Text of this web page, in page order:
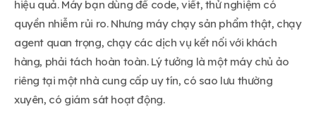
hiệu quả. Máy bạn dùng để code, viết, thử nghiệm có
quyền nhiễm rủi ro. Nhưng máy chạy sản phẩm thật, chạy
agent quan trọng, chạy các dịch vụ kết nối với khách
hàng, phải tách hoàn toàn. Lý tưởng là một máy chủ ảo
riêng tại một nhà cung cấp uy tín, có sao lưu thường
xuyên, có giám sát hoạt động.